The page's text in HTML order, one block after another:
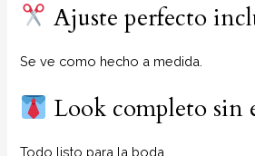
Ajuste perfecto
Se ve como hecho a medida.
Look completo sin
Todo listo para la boda.